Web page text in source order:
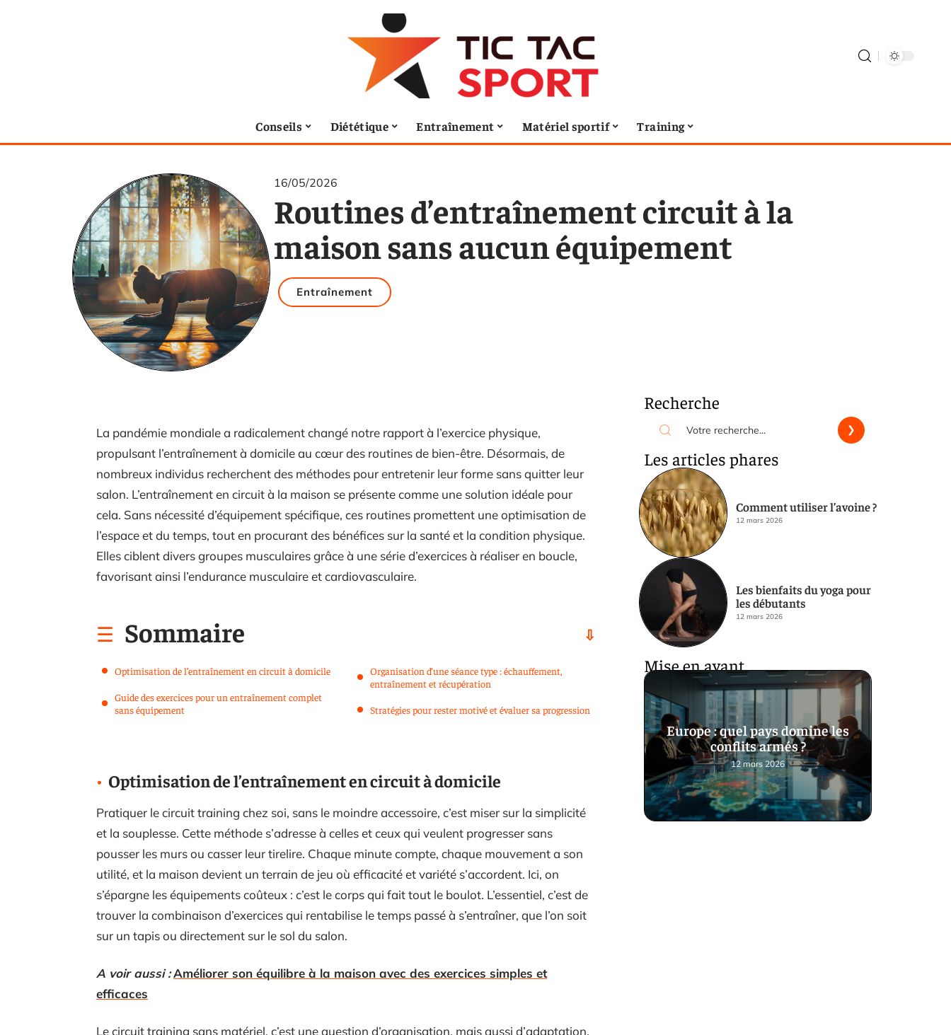
Conseils Diététique Entraînement Matériel sportif Training
16/05/2026
Routines d’entraînement circuit à la
maison sans aucun équipement
Entraînement
La pandémie mondiale a radicalement changé notre rapport à l’exercice physique,
propulsant l’entraînement à domicile au cœur des routines de bien-être. Désormais, de
nombreux individus recherchent des méthodes pour entretenir leur forme sans quitter leur
salon. L’entraînement en circuit à la maison se présente comme une solution idéale pour
cela. Sans nécessité d’équipement spécifique, ces routines promettent une optimisation de
l’espace et du temps, tout en procurant des bénéfices sur la santé et la condition physique.
Elles ciblent divers groupes musculaires grâce à une série d’exercices à réaliser en boucle,
favorisant ainsi l’endurance musculaire et cardiovasculaire.
Sommaire
Optimisation de l’entraînement en circuit à domicile
Guide des exercices pour un entraînement complet
sans équipement
Organisation d’une séance type : échauffement,
entraînement et récupération
Stratégies pour rester motivé et évaluer sa progression
Optimisation de l’entraînement en circuit à domicile
Pratiquer le circuit training chez soi, sans le moindre accessoire, c’est miser sur la simplicité
et la souplesse. Cette méthode s’adresse à celles et ceux qui veulent progresser sans
pousser les murs ou casser leur tirelire. Chaque minute compte, chaque mouvement a son
utilité, et la maison devient un terrain de jeu où efficacité et variété s’accordent. Ici, on
s’épargne les équipements coûteux : c’est le corps qui fait tout le boulot. L’essentiel, c’est de
trouver la combinaison d’exercices qui rentabilise le temps passé à s’entraîner, que l’on soit
sur un tapis ou directement sur le sol du salon.
A voir aussi :Améliorer son équilibre à la maison avec des exercices simples et
efficaces
Le circuit training sans matériel, c’est une question d’organisation, mais aussi d’adaptation.
Recherche
Les articles phares
Comment utiliser l’avoine ?
12 mars 2026
Les bienfaits du yoga pour
les débutants
12 mars 2026
Mise en avant
Europe : quel pays domine les
conflits armés ?
12 mars 2026